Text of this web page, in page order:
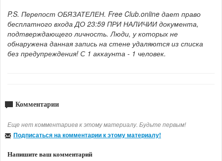
P.S. Перепост ОБЯЗАТЕЛЕН. Free Club.online дает право
бесплатного входа ДО 23:59 ПРИ НАЛИЧИИ документа,
подтверждающего личность. Люди, у которых не
обнаружена данная запись на стене удаляются из списка
без предупреждения! С 1 аккаунта - 1 человек.
Комментарии
Еще нет комментариев к этому материалу. Будьте первым!
Подписаться на комментарии к этому материалу!
Напишите ваш комментарий